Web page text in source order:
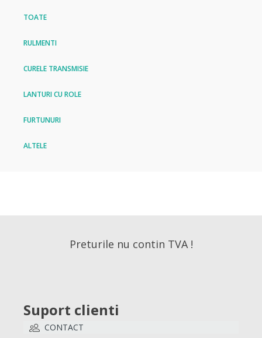
TOATE
RULMENTI
CURELE TRANSMISIE
LANTURI CU ROLE
FURTUNURI
ALTELE
Preturile nu contin TVA !
Suport clienti
CONTACT